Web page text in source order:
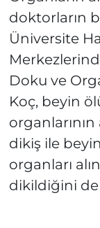
doktorların
Üniversite
Doku ve
Koç, beyin
dikiş ile
organları
dikildiğini